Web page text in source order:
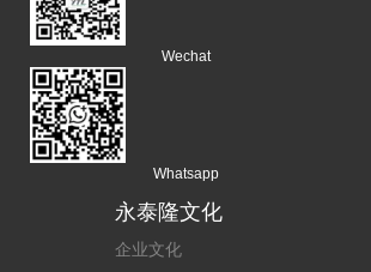
Wechat
Whatsapp
永泰隆文化
企业文化